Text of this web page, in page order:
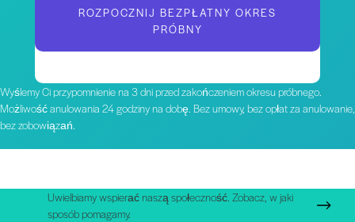
ROZPOCZNIJ BEZPŁATNY OKRES
PRÓBNY
Wyślemy Ci przypomnienie na 3 dni przed zakończeniem okresu próbnego.
Możliwość anulowania 24 godziny na dobę. Bez umowy, bez opłat za anulowanie,
bez zobowiązań.
Uwielbiamy wspierać naszą społeczność. Zobacz, w jaki
sposób pomagamy.